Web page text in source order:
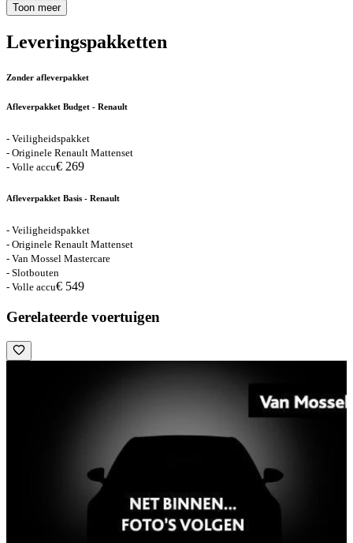
Toon meer
Leveringspakketten
Zonder afleverpakket
Afleverpakket Budget - Renault
- Veiligheidspakket
- Originele Renault Mattenset
- Volle accu€ 269
Afleverpakket Basis - Renault
- Veiligheidspakket
- Originele Renault Mattenset
- Van Mossel Mastercare
- Slotbouten
- Volle accu€ 549
Gerelateerde voertuigen